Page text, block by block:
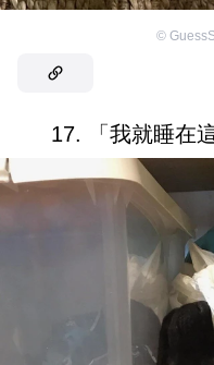
©
17. 「我就睡在